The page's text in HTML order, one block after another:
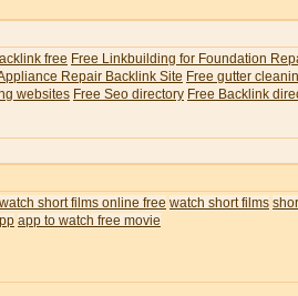
free Free Linkbuilding for Foundation
Repair Backlink Site Free gutter
websites Free Seo directory Free Backlink
watch short films online free watch short films
app to watch free movie